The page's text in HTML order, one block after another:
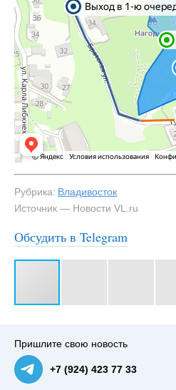
Рубрика: Владивосток
Источник — Новости VL.ru
Обсудить в Telegram
Пришлите свою новость
+7 (924) 423 77 33